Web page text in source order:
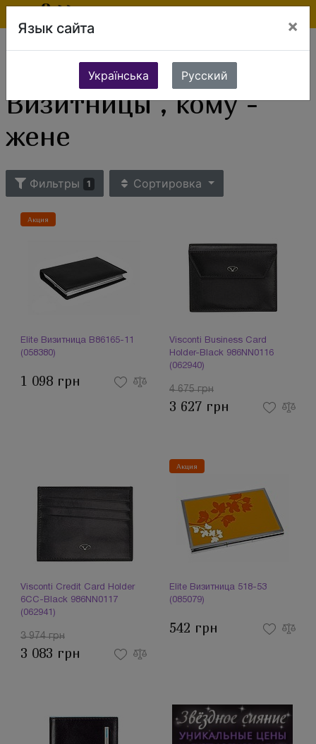
Ювелирные изделия
Сувениры и подарки
Визитницы , кому - жене
Визитницы , кому -
жене
Фильтры 1 Сортировка
Акция
Elite Визитница B86165-11
(058380)
1 098 грн
Visconti Business Card
Holder-Black 986NN0116
(062940)
4 675 грн
3 627 грн
Visconti Credit Card Holder
6CC-Black 986NN0117
(062941)
3 974 грн
3 083 грн
Акция
Elite Визитница 518-53
(085079)
542 грн
Язык сайта ×
Українська Русский